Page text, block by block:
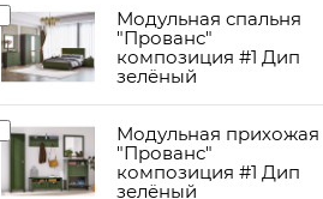
Модульная спальня
"Прованс"
композиция #1 Дип
зелёный
Модульная прихожая
"Прованс"
композиция #1 Дип
зелёный